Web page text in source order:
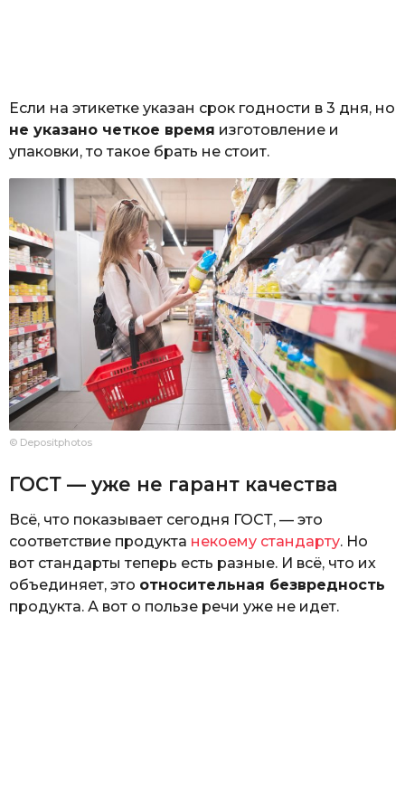
Если на этикетке указан срок годности в 3 дня, но
не указано четкое время изготовление и
упаковки, то такое брать не стоит.
© Depositphotos
ГОСТ — уже не гарант качества
Всё, что показывает сегодня ГОСТ, — это
соответствие продукта некоему стандарту. Но
вот стандарты теперь есть разные. И всё, что их
объединяет, это относительная безвредность
продукта. А вот о пользе речи уже не идет.